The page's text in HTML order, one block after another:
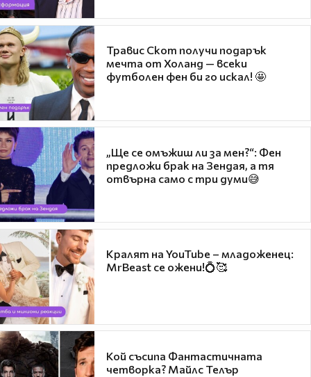
Травис Скот получи подарък
мечта от Холанд — всеки
футболен фен би го искал! 🤩
„Ще се омъжиш ли за мен?“: Фен
предложи брак на Зендая, а тя
отвърна само с три думи😅
Кралят на YouTube – младоженец:
MrBeast се ожени!💍🥰
Кой съсипа Фантастичната
четворка? Майлс Телър